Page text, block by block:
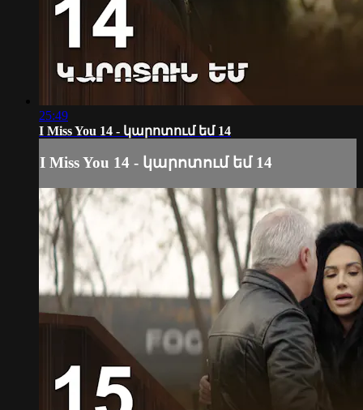
25:49
I Miss You 14 - կարոտում եմ 14
I Miss You 14 - կարոտում եմ 14